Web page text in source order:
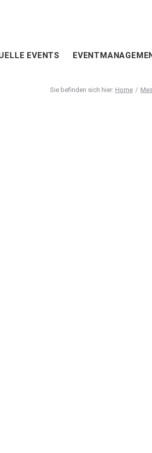
EVENTS
Home